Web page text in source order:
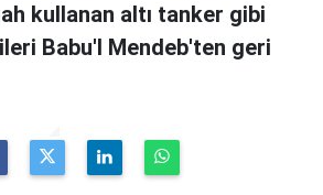
kullanan altı tanker gibi
Babu'l Mendeb'ten geri